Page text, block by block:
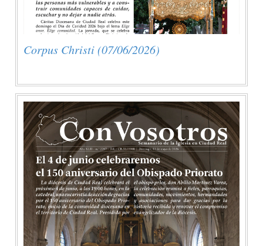
Corpus Christi (07/06/2026)